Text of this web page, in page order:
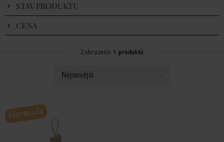
STAV PRODUKTU
CENA
Zobrazeno 1 produktů
BESTSELLER